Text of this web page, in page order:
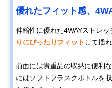
優れたフィット感、
伸縮性に優れた4WAYストレッ
りにぴったりフィット して揺
前面には貴重品の収納に便利
にはソフトフラスクボトルを